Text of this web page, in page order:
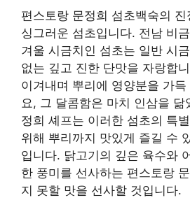
편스토랑 문정희 섬초백숙의
싱그러운 섬초입니다. 전남 비
겨울 시금치인 섬초는 일반 시
없는 깊고 진한 단맛을 자랑합
이겨내며 뿌리에 영양분을 가
요, 그 달콤함은 마치 인삼을 닮
정희 셰프는 이러한 섬초의 특
위해 뿌리까지 맛있게 즐길 수
입니다. 닭고기의 깊은 육수와
한 풍미를 선사하는 편스토랑
지 못할 맛을 선사할 것입니다.